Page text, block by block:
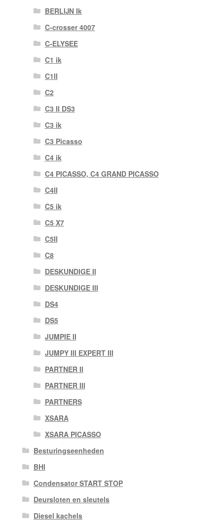
BERLIJN Ik
C-crosser 4007
C-ELYSEE
C1 ik
C1II
C2
C3 II DS3
C3 ik
C3 Picasso
C4 ik
C4 PICASSO, C4 GRAND PICASSO
C4II
C5 ik
C5 X7
C5II
C8
DESKUNDIGE II
DESKUNDIGE III
DS4
DS5
JUMPIE II
JUMPY III EXPERT III
PARTNER II
PARTNER III
PARTNERS
XSARA
XSARA PICASSO
Besturingseenheden
BHI
Condensator START STOP
Deursloten en sleutels
Diesel kachels